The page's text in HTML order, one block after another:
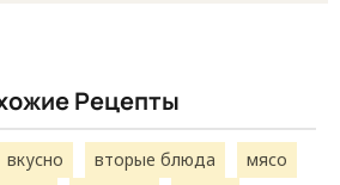
Рецепты
вкусно вторые блюда
мясо